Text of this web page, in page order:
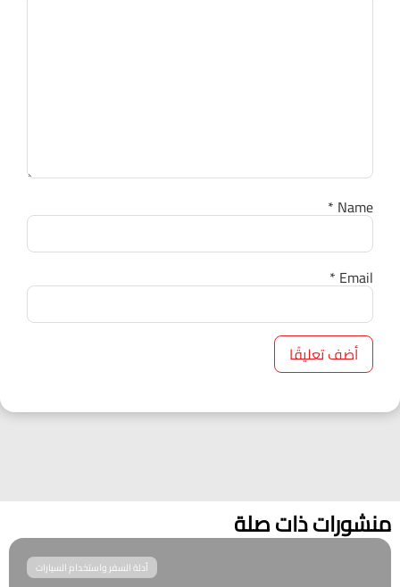
Name
*
Email
*
منشورات ذات صلة
أدلة السفر واستخدام السيارات